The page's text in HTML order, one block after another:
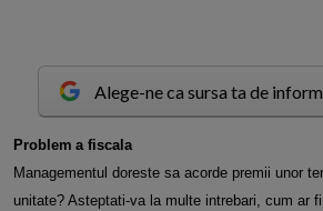
Alege-ne ca sursa ta de
Problem a fiscala
Managementul doreste sa acorde premii unor
unitate? Asteptati-va la multe intrebari, cum ar